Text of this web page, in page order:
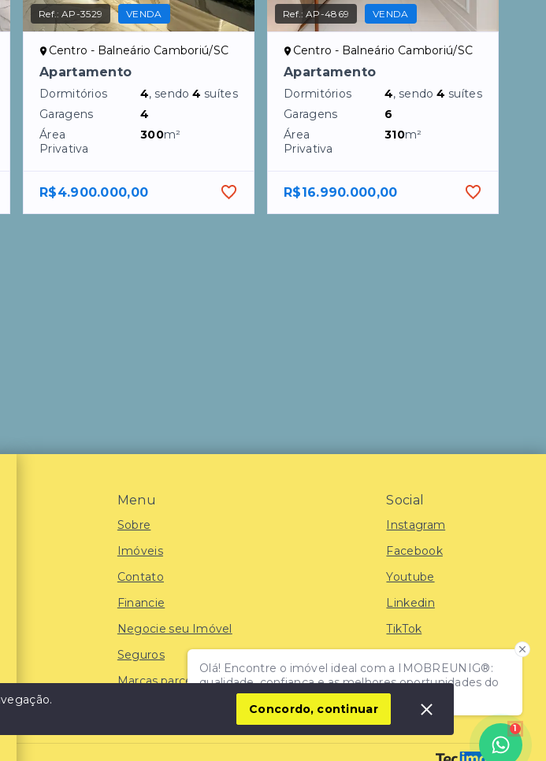
Ref.:AP-3529 VENDA
Centro - Balneário Camboriú/SC
Apartamento
Dormitórios 4, sendo4 suítes
Garagens
4
Área
Privativa
300m²
R$4.900.000,00
Ref.:AP-4869 VENDA
Centro - Balneário Camboriú/SC
Apartamento
Dormitórios 4, sendo4 suítes
Garagens
6
Área
Privativa
310m²
R$16.990.000,00
Olá! Encontre o imóvel ideal com a IMOBREUNIG®:
qualidade, confiança e as melhores oportunidades do
mercado!
1
Menu
Sobre
Imóveis
Contato
Financie
Negocie seu Imóvel
Seguros
Marcas parceiras
Social
Instagram
Facebook
Youtube
Linkedin
TikTok
Concordo, continuar